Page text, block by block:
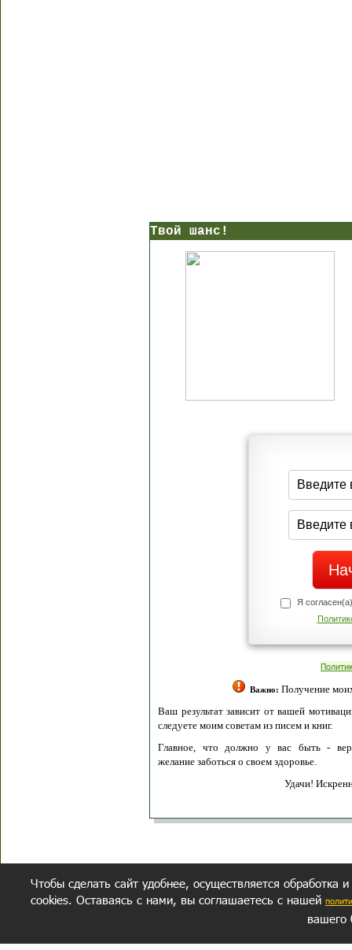
Твой шанс!
Я
Важно: Получение
Ваш результат зависит от вашей
следуете моим советам из писем и книг.
Главное, что должно у вас быть -
желание заботься о своем здоровье.
Удачи!
Чтобы сделать сайт удобнее, осуществляется обработка
cookies. Оставаясь с нами, вы соглашаетесь с нашей
вашего